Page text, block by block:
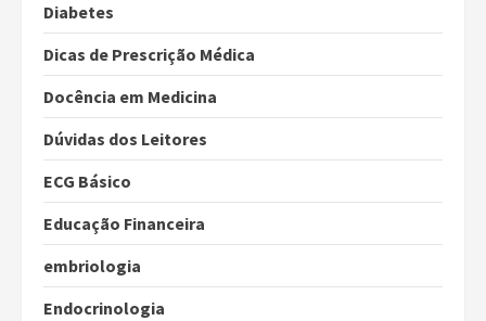
Diabetes
Dicas de Prescrição Médica
Docência em Medicina
Dúvidas dos Leitores
ECG Básico
Educação Financeira
embriologia
Endocrinologia